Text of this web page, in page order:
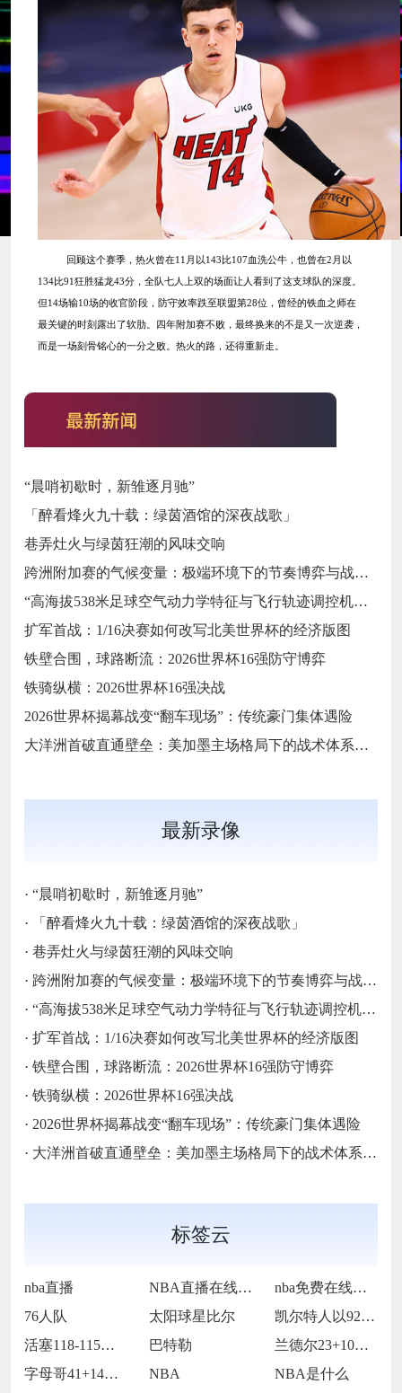
回顾这个赛季，热火曾在11月以143比107血洗公牛，也曾在2月以
134比91狂胜猛龙43分，全队七人上双的场面让人看到了这支球队的深度。
但14场输10场的收官阶段，防守效率跌至联盟第28位，曾经的铁血之师在
最关键的时刻露出了软肋。四年附加赛不败，最终换来的不是又一次逆袭，
而是一场刻骨铭心的一分之败。热火的路，还得重新走。
“晨哨初歇时，新雏逐月驰”
「醉看烽火九十载：绿茵酒馆的深夜战歌」
巷弄灶火与绿茵狂潮的风味交响
跨洲附加赛的气候变量：极端环境下的节奏博弈与战术自适应
“高海拔538米足球空气动力学特征与飞行轨迹调控机制——以2026世界杯BBVA球场为实证场景”
扩军首战：1/16决赛如何改写北美世界杯的经济版图
铁壁合围，球路断流：2026世界杯16强防守博弈
铁骑纵横：2026世界杯16强决战
2026世界杯揭幕战变“翻车现场”：传统豪门集体遇险
大洋洲首破直通壁垒：美加墨主场格局下的战术体系重构
最新录像
· “晨哨初歇时，新雏逐月驰”
·
「醉看烽火九十载：绿茵酒馆的深夜战歌」
· 巷弄灶火与绿茵狂潮的风味交响
· 跨洲附加赛的气候变量：极端环境下的节奏博弈与战术自适应
· “高海拔538米足球空气动力学特征与飞行轨迹调控机制——以2026世界杯BBVA球场为实证场景”
· 扩军首战：1/16决赛如何改写北美世界杯的经济版图
· 铁壁合围，球路断流：2026世界杯16强防守博弈
· 铁骑纵横：2026世界杯16强决战
· 2026世界杯揭幕战变“翻车现场”：传统豪门集体遇险
· 大洋洲首破直通壁垒：美加墨主场格局下的战术体系重构
标签云
nba直播 NBA直播在线观看
nba免费在线高清直播
76人队
太阳球星比尔
凯尔特人以92-105不敌雷霆
活塞118-115逆转险胜开拓者
巴特勒
兰德尔23+10爱德华兹19中5 森林狼
字母哥41+14班凯罗复出34+7 雄鹿
NBA NBA是什么